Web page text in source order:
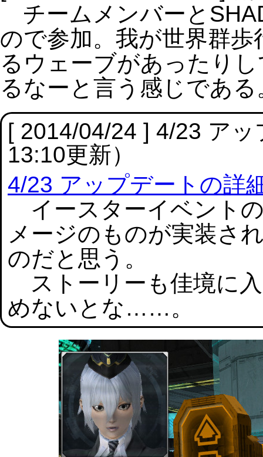
チームメンバーと
ので参加。我が世界群
るウェーブがあったり
るなーと言う感じである
[ 2014/04/24 ] 4/23 ア
13:10更新）
4/23 アップデートの詳
イースターイベント
メージのものが実装さ
のだと思う。
ストーリーも佳境に
めないとな……。